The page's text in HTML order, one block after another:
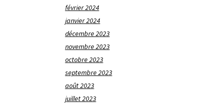
février 2024
janvier 2024
décembre 2023
novembre 2023
octobre 2023
septembre 2023
août 2023
juillet 2023